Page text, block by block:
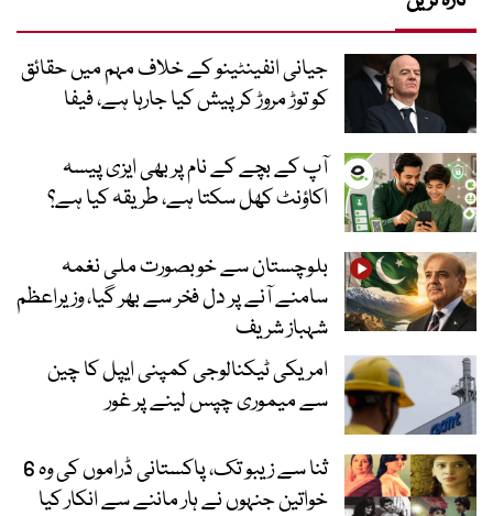
جیانی انفینٹینو کے خلاف مہم میں حقائق
کو توڑ مروڑ کر پیش کیا جارہا ہے، فیفا
آپ کے بچے کے نام پر بھی ایزی پیسہ
اکاؤنٹ کھل سکتا ہے، طریقہ کیا ہے؟
بلوچستان سے خوبصورت ملی نغمہ
سامنے آنے پر دل فخر سے بھر گیا، وزیراعظم
شہباز شریف
امریکی ٹیکنالوجی کمپنی ایپل کا چین
سے میموری چپس لینے پر غور
ثنا سے زیبو تک، پاکستانی ڈراموں کی وہ 6
خواتین جنہوں نے ہار ماننے سے انکار کیا